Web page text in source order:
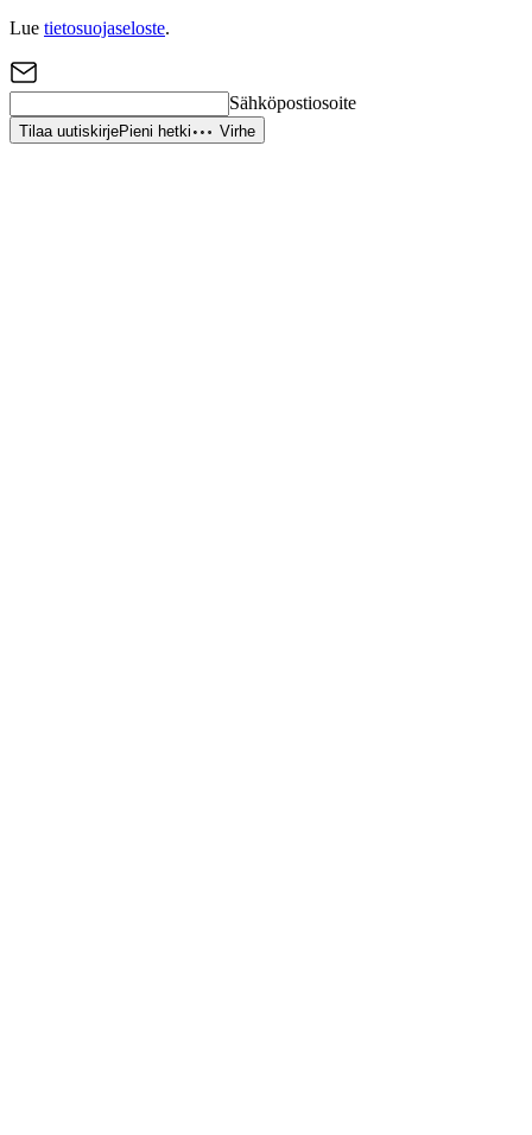
Lue tietosuojaseloste.
Sähköpostiosoite
Tilaa uutiskirjePieni hetki Virhe